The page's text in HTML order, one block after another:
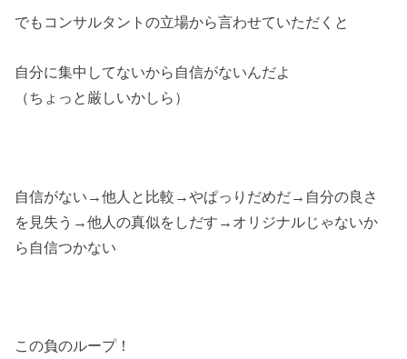
でもコンサルタントの立場から言わせていただくと
自分に集中してないから自信がないんだよ
（ちょっと厳しいかしら）
自信がない→他人と比較→やぱっりだめだ→自分の良さ
を見失う→他人の真似をしだす→オリジナルじゃないか
ら自信つかない
この負のループ！